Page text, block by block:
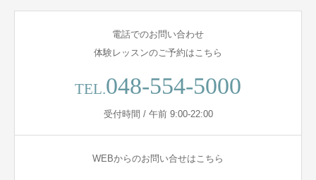
電話でのお問い合わせ
体験レッスンのご予約はこちら
TEL.048-554-5000
受付時間 / 午前 9:00-22:00
WEBからのお問い合せはこちら